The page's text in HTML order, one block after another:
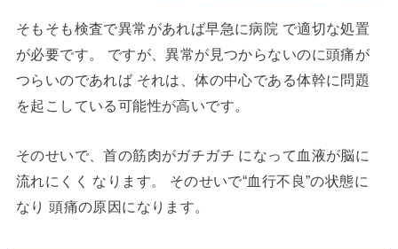
そもそも検査で異常があれば早急に病院 で適切な処置
が必要です。 ですが、異常が見つからないのに頭痛が
つらいのであれば それは、体の中心である体幹に問題
を起こしている可能性が高いです。
そのせいで、首の筋肉がガチガチ になって血液が脳に
流れにくく なります。 そのせいで“血行不良”の状態に
なり 頭痛の原因になります。